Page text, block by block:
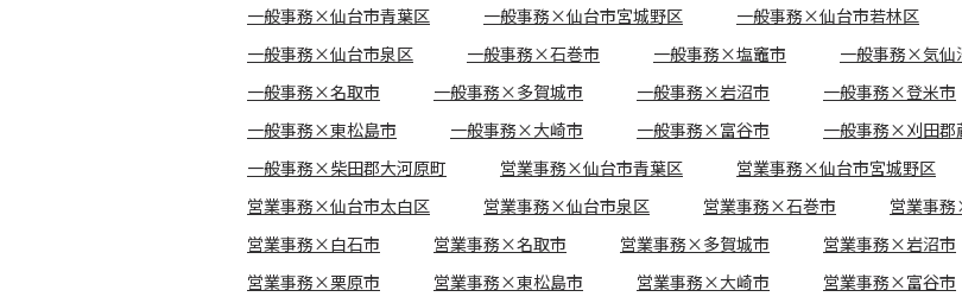
一般事務×仙台市青葉区
一般事務×仙台市宮城野区 一般事務×仙台市若林区
一般事務×仙台市泉区
一般事務×石巻市 一般事務×塩竈市 一般事務×気仙
一般事務×名取市
一般事務×多賀城市 一般事務×岩沼市 一般事務×登米市
一般事務×東松島市
一般事務×大崎市 一般事務×富谷市 一般事務×刈田郡
一般事務×柴田郡大河原町
営業事務×仙台市青葉区 営業事務×仙台市宮城野区
営業事務×仙台市太白区
営業事務×仙台市泉区 営業事務×石巻市 営業事
営業事務×白石市
営業事務×名取市 営業事務×多賀城市 営業事務×岩沼市
営業事務×栗原市
営業事務×東松島市 営業事務×大崎市 営業事務×富谷市